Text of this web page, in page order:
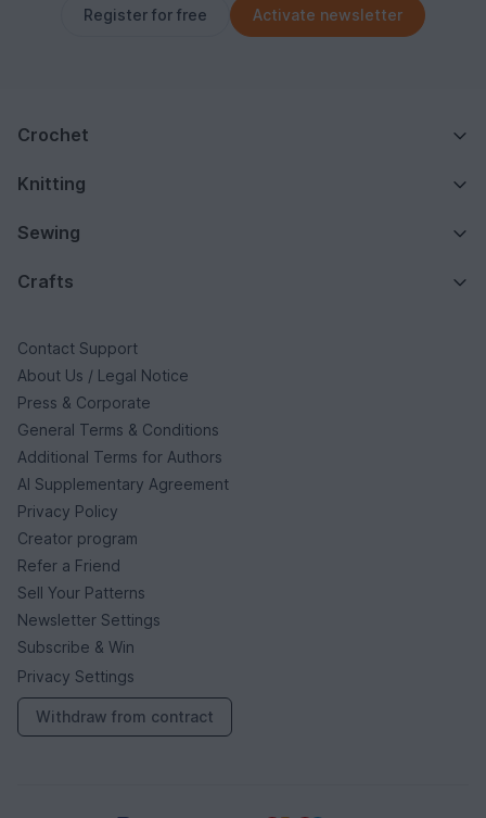
Register for free Activate newsletter
Crochet
Knitting
Sewing
Crafts
Contact Support
About Us / Legal Notice
Press & Corporate
General Terms & Conditions
Additional Terms for Authors
AI Supplementary Agreement
Privacy Policy
Creator program
Refer a Friend
Sell Your Patterns
Newsletter Settings
Subscribe & Win
Privacy Settings
Withdraw from contract